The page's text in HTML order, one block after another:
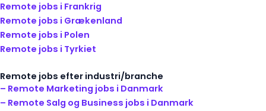
Remote jobs i Frankrig
Remote jobs i Grækenland
Remote jobs i Polen
Remote jobs i Tyrkiet
Remote jobs efter industri/branche
– Remote Marketing jobs i Danmark
– Remote Salg og Business jobs i Danmark